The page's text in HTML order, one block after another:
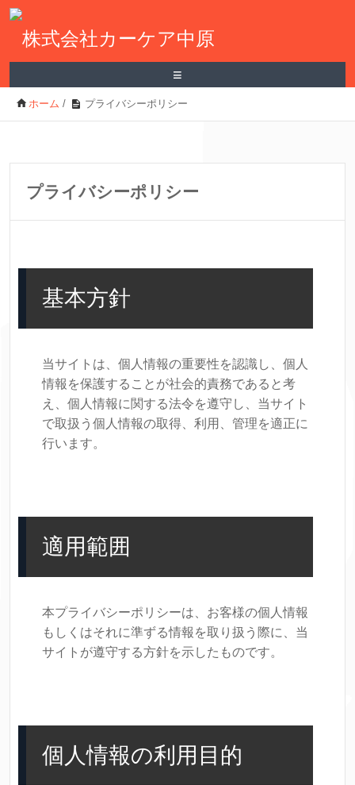
≡
ホーム / プライバシーポリシー
プライバシーポリシー
基本方針
当サイトは、個人情報の重要性を認識し、個人
情報を保護することが社会的責務であると考
え、個人情報に関する法令を遵守し、当サイト
で取扱う個人情報の取得、利用、管理を適正に
行います。
適用範囲
本プライバシーポリシーは、お客様の個人情報
もしくはそれに準ずる情報を取り扱う際に、当
サイトが遵守する方針を示したものです。
個人情報の利用目的